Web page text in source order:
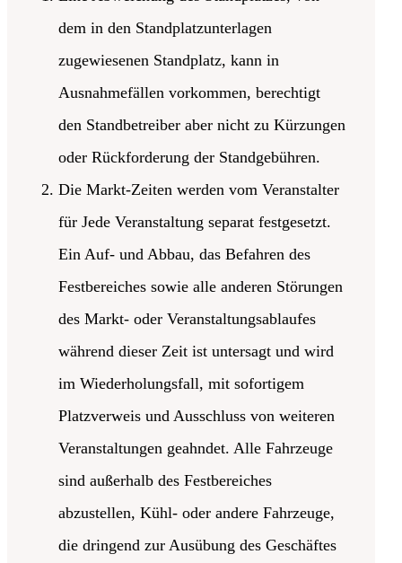
dem in den Standplatzunterlagen
zugewiesenen Standplatz, kann in
Ausnahmefällen vorkommen, berechtigt
den Standbetreiber aber nicht zu Kürzungen
oder Rückforderung der Standgebühren.
Die Markt-Zeiten werden vom Veranstalter
für Jede Veranstaltung separat festgesetzt.
Ein Auf- und Abbau, das Befahren des
Festbereiches sowie alle anderen Störungen
des Markt- oder Veranstaltungsablaufes
während dieser Zeit ist untersagt und wird
im Wiederholungsfall, mit sofortigem
Platzverweis und Ausschluss von weiteren
Veranstaltungen geahndet. Alle Fahrzeuge
sind außerhalb des Festbereiches
abzustellen, Kühl- oder andere Fahrzeuge,
die dringend zur Ausübung des Geschäftes